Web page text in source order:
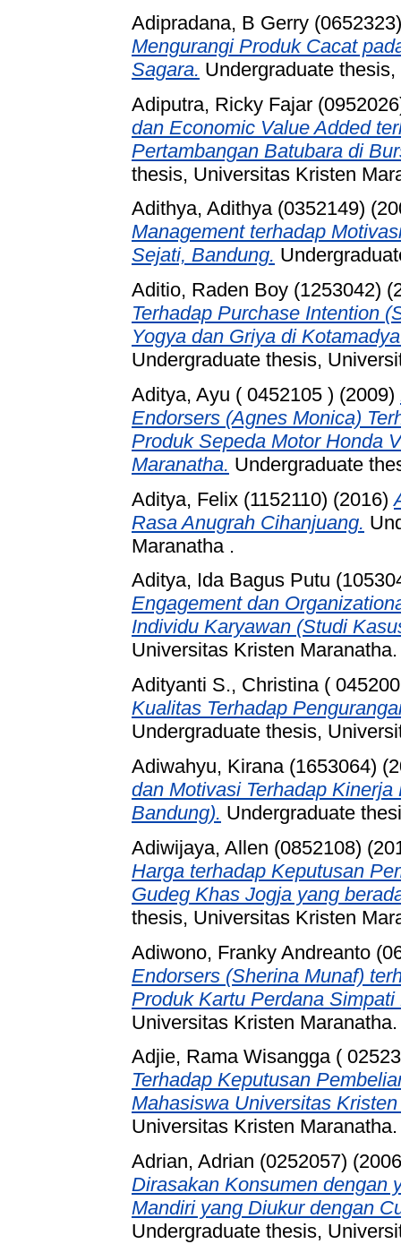
Adipradana, B Gerry (0652323)
Mengurangi Produk Cacat
Sagara. Undergraduate
Adiputra, Ricky Fajar
dan Economic Value Added
Pertambangan Batubara di
thesis, Universitas Kristen
Adithya, Adithya (0352149)
Management terhadap
Sejati, Bandung.
Aditio, Raden Boy (1253042)
Terhadap Purchase Intention
Yogya dan Griya di
Undergraduate thesis,
Aditya, Ayu ( 0452105 ) (2009)
Endorsers (Agnes Monica)
Produk Sepeda Motor Honda
Maranatha. Undergraduate
Aditya, Felix (1152110) (2016)
Rasa Anugrah Cihanjuang.
Maranatha .
Aditya, Ida Bagus Putu
Engagement dan
Individu Karyawan (Studi
Universitas Kristen Maranatha.
Adityanti S., Christina (
Kualitas Terhadap
Undergraduate thesis,
Adiwahyu, Kirana (1653064)
dan Motivasi Terhadap
Bandung). Undergraduate
Adiwijaya, Allen (0852108)
Harga terhadap Keputusan
Gudeg Khas Jogja yang
thesis, Universitas Kristen
Adiwono, Franky Andreanto
Endorsers (Sherina Munaf)
Produk Kartu Perdana Simpati
Universitas Kristen Maranatha.
Adjie, Rama Wisangga (
Terhadap Keputusan
Mahasiswa Universitas
Universitas Kristen Maranatha.
Adrian, Adrian (0252057)
Dirasakan Konsumen dengan
Mandiri yang Diukur dengan
Undergraduate thesis,